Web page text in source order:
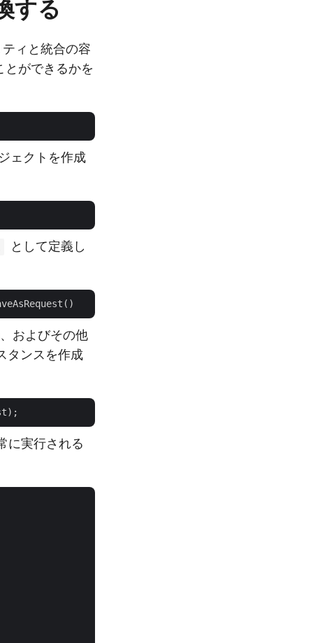
する
ィと統合の容
ができるかを
ェクトを作成
として定義し
およびその他
タンスを作成
に実行される